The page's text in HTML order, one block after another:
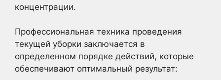
концентрации.
Профессиональная техника проведения
текущей уборки заключается в
определенном порядке действий, которые
обеспечивают оптимальный результат: